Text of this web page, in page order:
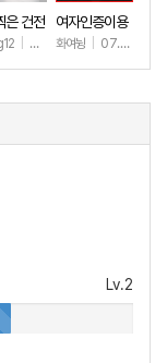
은 건전
샷
07.28+89
여자인증이용
ㅎㅎ
화여뉭 07.27
Lv.2